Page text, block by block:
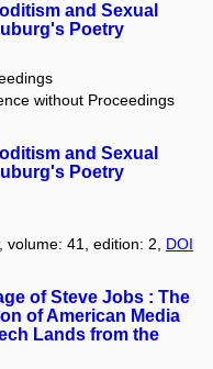
and Sexual
Poetry
without Proceedings
and Sexual
Poetry
volume: 41, edition: 2, DOI
of Steve Jobs : The
of American Media
Lands from the